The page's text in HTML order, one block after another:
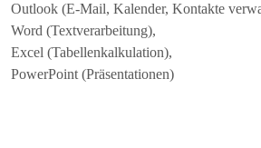
Outlook (E-Mail, Kalender, Kontakte
Word (Textverarbeitung),
Excel (Tabellenkalkulation),
PowerPoint (Präsentationen)